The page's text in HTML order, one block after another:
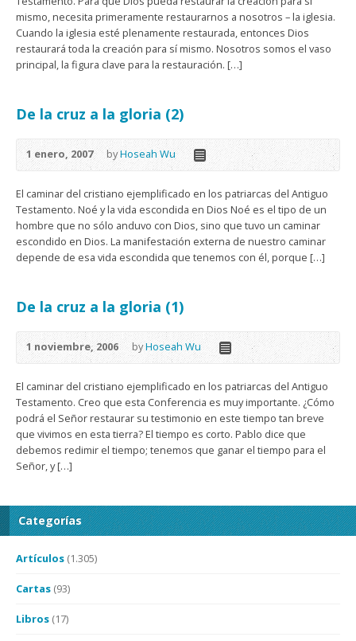
mismo, necesita primeramente restaurarnos a nosotros – la iglesia.
Cuando la iglesia esté plenamente restaurada, entonces Dios
restaurará toda la creación para sí mismo. Nosotros somos el vaso
principal, la figura clave para la restauración. […]
De la cruz a la gloria (2)
1 enero, 2007 byHoseah Wu
El caminar del cristiano ejemplificado en los patriarcas del Antiguo
Testamento. Noé y la vida escondida en Dios Noé es el tipo de un
hombre que no sólo anduvo con Dios, sino que tuvo un caminar
escondido en Dios. La manifestación externa de nuestro caminar
depende de esa vida escondida que tenemos con él, porque […]
De la cruz a la gloria (1)
1 noviembre, 2006 byHoseah Wu
El caminar del cristiano ejemplificado en los patriarcas del Antiguo
Testamento. Creo que esta Conferencia es muy importante. ¿Cómo
podrá el Señor restaurar su testimonio en este tiempo tan breve
que vivimos en esta tierra? El tiempo es corto. Pablo dice que
debemos redimir el tiempo; tenemos que ganar el tiempo para el
Señor, y […]
Categorías
Artículos (1.305)
Cartas (93)
Libros (17)